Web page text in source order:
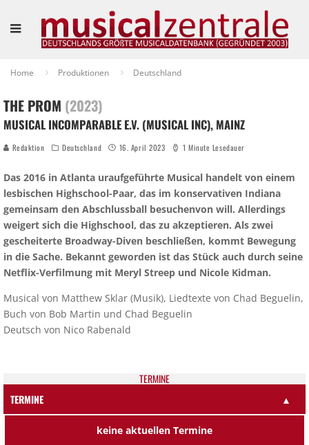
Home Produktionen Deutschland
THE PROM (2023)
MUSICAL INCOMPARABLE E.V. (MUSICAL INC), MAINZ
Redaktion Deutschland 16. April 2023 1 Minute Lesedauer
Das 2016 in Atlanta uraufgeführte Musical handelt von einem
lesbischen Highschool-Paar, das im konservativen Indiana
gemeinsam den Abschlussball besuchenvon will. Allerdings
weigert sich die Highschool, das zu akzeptieren. Als zwei
gescheiterte Broadway-Diven beschließen, kommt Bewegung
in die Sache. Bekannt geworden ist das Stück auch durch seine
Netflix-Verfilmung mit Meryl Streep und Nicole Kidman.
Musical von Matthew Sklar (Musik), Liedtexte von Chad Beguelin,
Buch von Bob Martin und Chad Beguelin
Deutsch von Nico Rabenald
TER­MI­NE
TERMINE
▲
keine aktuellen Termine